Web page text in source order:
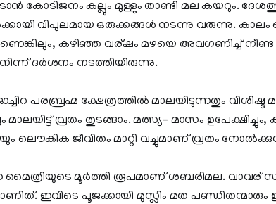
കോടിജനം കല്ലും മുള്ളും താണ്ടി മല കയറും.
വിപുലമായ ഒരുക്കങ്ങള്‍ നടന്നു വരുന്നു. കാലം
കഴിഞ്ഞ വര്ഷം മഴയെ അവഗണിച്ച്
ദര്‍ശനം നടത്തിയിരുന്നു.
പരബ്രഹ്മ ക്ഷേത്രത്തില്‍ മാലയിടുന്നതും
വ്രതം തുടങ്ങാം. മത്സ്യ- മാസം ഉപേക്ഷിച്ചും,
ലൌകിക ജീവിതം മാറ്റി വച്ചുമാണ് വ്രതം
മൈത്രിയുടെ മൂര്‍ത്തി രൂപമാണ് ശബരിമല. വാവര്
ഇവിടെ പൂജക്കായി മുസ്ലിം മത പണ്ഡിതന്മാരും